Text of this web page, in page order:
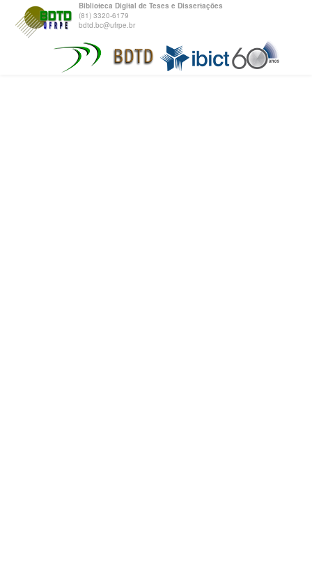
Biblioteca Digital de Teses e Dissertações
(81) 3320-6179
bdtd.bc@ufrpe.br